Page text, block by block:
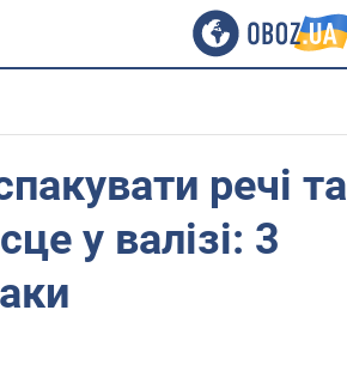
речі та
у валізі: 3